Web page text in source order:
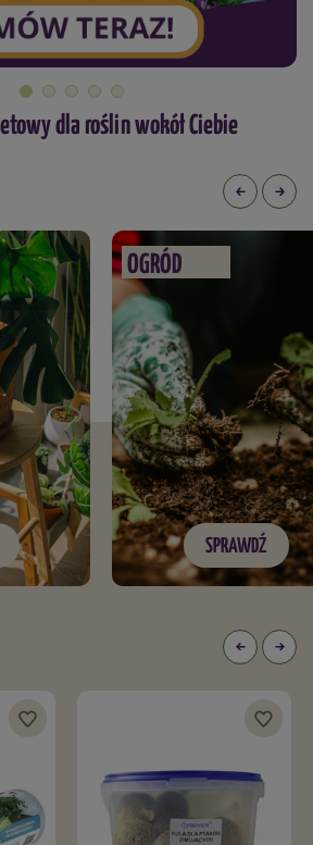
dla roślin wokół Ciebie
OGRÓD
SPRAWDŹ